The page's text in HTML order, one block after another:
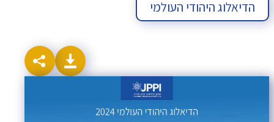
הדיאלוג היהודי העולמי